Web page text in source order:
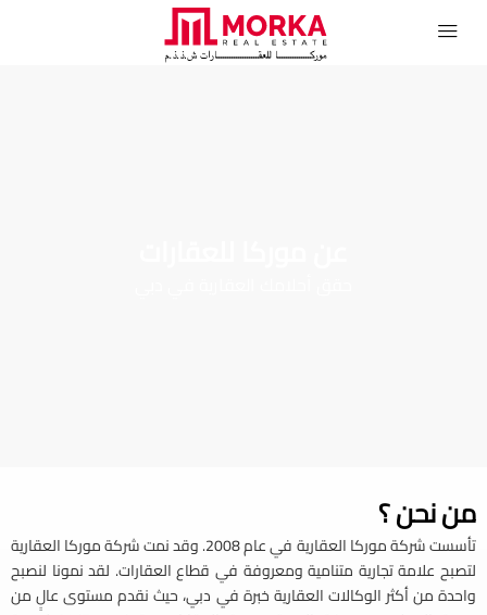
من نحن ؟
تأسست شركة موركا العقارية في عام 2008. وقد نمت شركة موركا العقارية
لتصبح علامة تجارية متنامية ومعروفة في قطاع العقارات. لقد نمونا لنصبح
واحدة من أكثر الوكالات العقارية خبرة في دبي، حيث نقدم مستوى عالٍ من